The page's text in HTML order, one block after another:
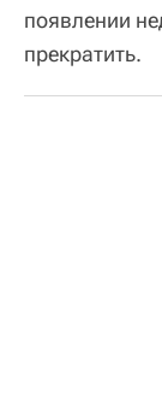
появлении
прекратить.